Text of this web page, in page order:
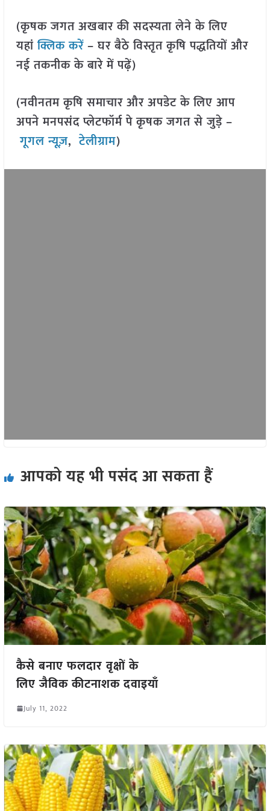
(कृषक जगत अखबार की सदस्यता लेने के लिए
यहांक्लिक करें– घर बैठे विस्तृत कृषि पद्धतियों और
नई तकनीक के बारे में पढ़ें)
(नवीनतम कृषि समाचार और अपडेट के लिए आप
अपने मनपसंद प्लेटफॉर्म पे कृषक जगत से जुड़े –
गूगल न्यूज़,टेलीग्राम)
आपको यह भी पसंद आ सकता हैं
कैसे बनाए फलदार वृक्षों के
लिए जैविक कीटनाशक दवाइयाँ
July 11, 2022